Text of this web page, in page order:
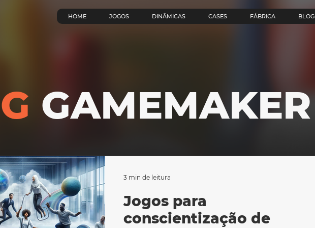
HOME JOGOS DINÂMICAS CASES FÁBRICA BLOG
GAMEMAKER
Jogos para
conscientização de
3 min de leitura